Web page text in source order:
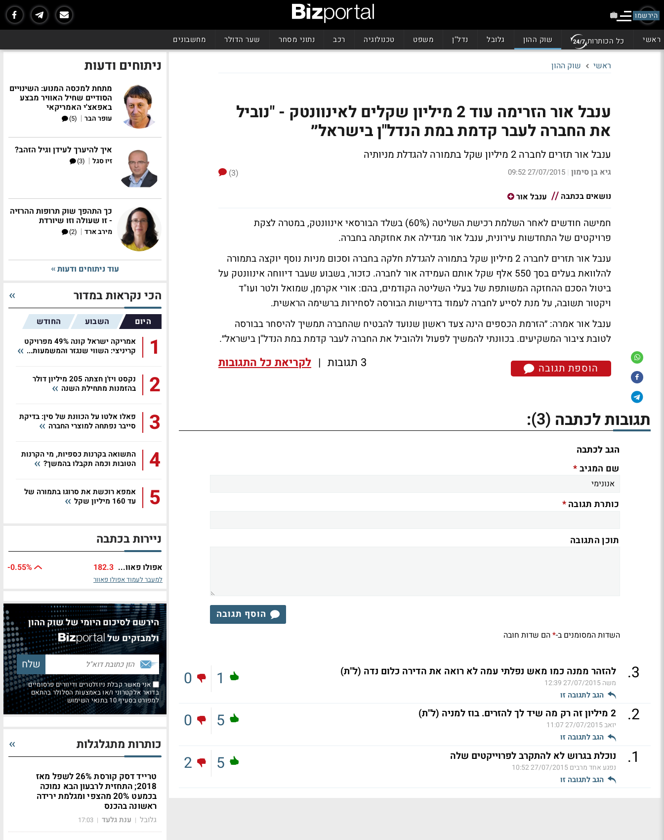
הירשמו
ראשי כל הכותרות שוק ההון גלובל נדל"ן משפט טכנולוגיה רכב נתוני מסחר שער הדולר מחשבונים
ראשי שוק ההון
ענבל אור הזרימה עוד 2 מיליון שקלים לאינוונטק - "נוביל
את החברה לעבר קדמת במת הנדל"ן בישראל״
ענבל אור תזרים לחברה 2 מיליון שקל בתמורה להגדלת מניותיה
גיא בן סימון |
27/07/2015 09:52
(3)
נושאים בכתבה
ענבל אור
חמישה חודשים לאחר השלמת רכישת השליטה (60%) בשלד הבורסאי אינוונטק, במטרה לצקת
פרויקטים של התחדשות עירונית, ענבל אור מגדילה את אחזקתה בחברה.
ענבל אור תזרים לחברה 2 מיליון שקל בתמורה להגדלת חלקה בחברה וסכום מניות נוסף יוקצה בתמורה
להלוואת בעלים בסך 550 אלף שקל אותם העמידה אור לחברה. כזכור, בשבוע שעבר דיווחה אינוונטק על
ביטול הסכם ההחזקה המשותפת של בעלי השליטה הקודמים, בהם: אורי אקרמן, שמואל ולטר ועו"ד
ויקטור תשובה, על מנת לסייע לחברה לעמוד בדרישות הבורסה לסחירות ברשימה הראשית.
ענבל אור אמרה: ״הזרמת הכספים הינה צעד ראשון שנועד להבטיח שהחברה תמשיך להיסחר בבורסה
לטובת ציבור המשקיעים. בכוונתי להמשיך לפעול ולהוביל את החברה לעבר קדמת במת הנדל"ן בישראל״.
הוספת תגובה 3 תגובות | לקריאת כל התגובות
תגובות לכתבה (3)
:
הגב לכתבה
שם המגיב*
כותרת תגובה*
תוכן התגובה
הוסף תגובה
השדות המסומנים ב-*הם שדות חובה
3
. להזהר ממנה כמו מאש נפלתי עמה לא רואה את הדירה כלום נדה (ל"ת)
משה27/07/2015 12:39
הגב לתגובה זו
1
0
2
. 2 מיליון זה רק מה שיד לך להזרים. בוז למניה (ל"ת)
יואב27/07/2015 11:07
הגב לתגובה זו
5
0
1
. נוכלת בגרוש לא להתקרב לפרוייקטים שלה
נפגע אחד מרבים27/07/2015 10:52
הגב לתגובה זו
5
2
ניתוחים ודעות
מתחת למכסה המנוע: השינויים
הסודיים שחיל האוויר מבצע
באפאצ'י האמריקאי
עופר הבר |
(5)
איך להיערך לעידן וגיל הזהב?
זיו סגל |
(3)
כך התהפך שוק תרופות ההרזיה
- זו שעולה וזו שיורדת
מירב ארד |
(2)
עוד ניתוחים ודעות
הכי נקראות במדור
היום השבוע החודש
1
אמריקה ישראל קונה 49% מפרויקט
קריניצי: השווי שנגזר והמשמעות...
2
נקסט ויז'ן חצתה 205 מיליון דולר
בהזמנות מתחילת השנה
3
פאלו אלטו על הכוונת של סין: בדיקת
סייבר נפתחה למוצרי החברה
4
התשואה בקרנות כספיות, מי הקרנות
הטובות וכמה תקבלו בהמשך?
5
אמפא רוכשת את סרוגו בתמורה של
עד 160 מיליון שקל
ניירות בכתבה
אפולו פאוו... 182.3
-0.55%
למעבר לעמוד אפולו פאוור
הירשם לסיכום היומי של שוק ההון
ולמבזקים של
אני מאשר קבלת ניוזלטרים ודיוורים פרסומיים
בדואר אלקטרוני ו/או באמצעות הסלולר בהתאם
למפורט בסעיף 10 בתנאי השימוש
כותרות מתגלגלות
טרייד דסק קורסת 26% לשפל מאז
2018; התחזית לרבעון הבא נמוכה
בכמעט 20% מהצפי ומגלמת ירידה
ראשונה בהכנס
גלובל | ענת גלעד |
17:03